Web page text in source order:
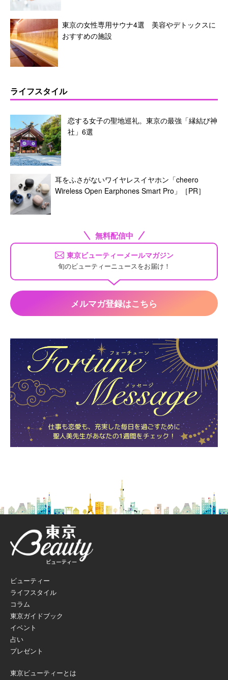
東京の女性専用サウナ4選 美容やデトックスに
おすすめの施設
ライフスタイル
恋する女子の聖地巡礼。東京の最強「縁結び神
社」6選
耳をふさがないワイヤレスイヤホン「cheero
Wireless Open Earphones Smart Pro」［PR］
無料配信中
東京ビューティーメールマガジン
旬のビューティーニュースをお届け！
メルマガ登録はこちら
ビューティー
ライフスタイル
コラム
東京ガイドブック
イベント
占い
プレゼント
東京ビューティーとは